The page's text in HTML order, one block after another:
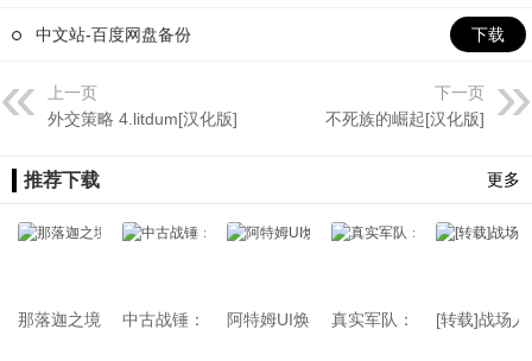
中文站-百度网盘备份 下载
上一页
外交策略 4.litdum[汉化版]
下一页
不死族的崛起[汉化版]
推荐下载 更多
那落迦之境：涅槃歌中古战锤：旧世界（山间之战）
阿特姆UI焕新[Artems Better UI Visuals][
真实军队：金钱与契约（
[转载]战场